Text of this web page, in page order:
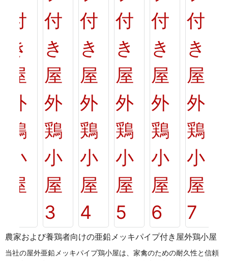
農家および養鶏者向けの亜鉛メッキパイプ付き屋外鶏小屋
当社の屋外亜鉛メッキパイプ鶏小屋は、家禽のための耐久性と信頼